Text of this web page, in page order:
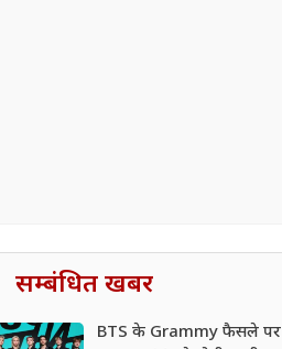
सम्बंधित खबर
BTS के Grammy फैसले पर